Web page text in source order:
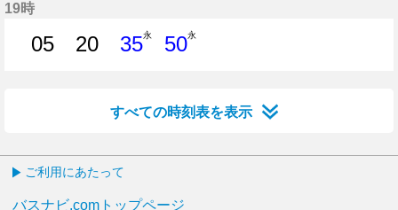
19時
05
20
35永
50永
すべての時刻表を表示
ご利用にあたって
バスナビ.comトップページ